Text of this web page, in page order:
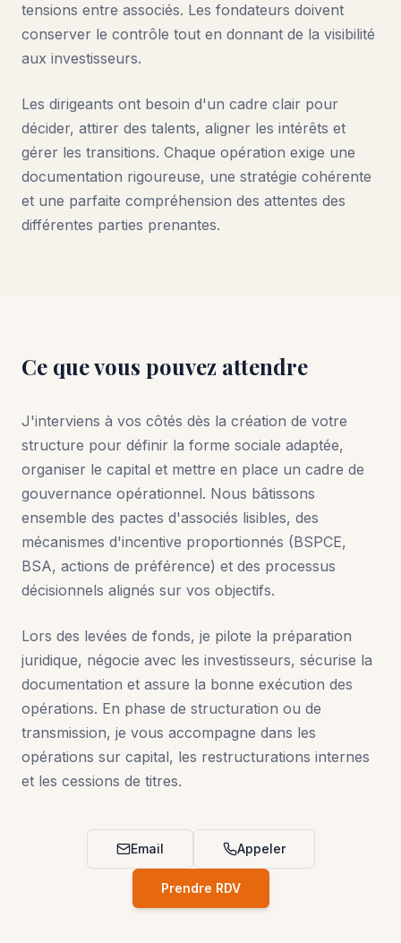
tensions entre associés. Les fondateurs doivent
conserver le contrôle tout en donnant de la visibilité
aux investisseurs.
Les dirigeants ont besoin d'un cadre clair pour
décider, attirer des talents, aligner les intérêts et
gérer les transitions. Chaque opération exige une
documentation rigoureuse, une stratégie cohérente
et une parfaite compréhension des attentes des
différentes parties prenantes.
Ce que vous pouvez attendre
J'interviens à vos côtés dès la création de votre
structure pour définir la forme sociale adaptée,
organiser le capital et mettre en place un cadre de
gouvernance opérationnel. Nous bâtissons
ensemble des pactes d'associés lisibles, des
mécanismes d'incentive proportionnés (BSPCE,
BSA, actions de préférence) et des processus
décisionnels alignés sur vos objectifs.
Lors des levées de fonds, je pilote la préparation
juridique, négocie avec les investisseurs, sécurise la
documentation et assure la bonne exécution des
opérations. En phase de structuration ou de
transmission, je vous accompagne dans les
opérations sur capital, les restructurations internes
et les cessions de titres.
Email Appeler
Prendre RDV